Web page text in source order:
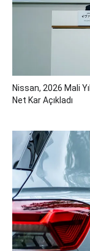
Nissan, 2026 Mali
Net Kar Açıkladı